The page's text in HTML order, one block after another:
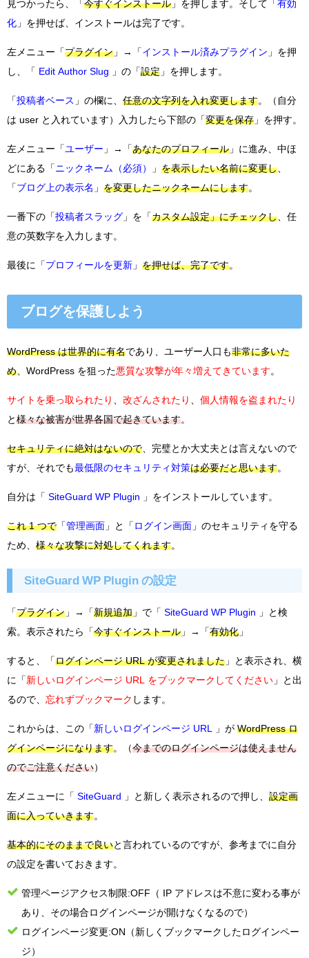
見つかったら、「 今すぐインストール 」を押します。そして「 有効
化 」を押せば、インストールは完了です。
左メニュー「プラグイン 」→「 インストール済みプラグイン 」を押
し、「 Edit Author Slug 」の「設定 」を押します。
「投稿者ベース 」の欄に、 任意の文字列を入れ変更します 。（自分
は user と入れています）入力したら下部の「変更を保存 」を押す。
左メニュー「 ユーザー 」→「あなたのプロフィール 」に進み、中ほ
どにある「 ニックネーム（必須） 」 を表示したい名前に変更し
「 ブログ上の表示名 」 を変更したニックネームにします
一番下の「投稿者スラッグ 」を「カスタム設定」にチェックし 、任
意の英数字を入力します。
最後に「 プロフィールを更新 」 を押せば、完了です
ブログを保護しよう
WordPress は世界的に有名であり、ユーザー人口も非常に多いた
め 、WordPress を狙った悪質な攻撃が年々増えてきています 。
サイトを乗っ取られたり 改ざんされたり
個人情報を盗まれたり
と 様々な被害が世界各国で起きています。
セキュリティに絶対はないので 、完璧とか大丈夫とは言えないので
すが、それでも最低限のセキュリティ対策は必要だと思います。
自分は「 SiteGuard WP Plugin 」をインストールしています。
これ 1 つで 「 管理画面 」と「 ログイン画面 」のセキュリティを守る
ため、 様々な攻撃に対処してくれます。
SiteGuard WP Plugin の設定
「プラグイン 」→「新規追加 」で「 SiteGuard WP Plugin 」と検
索。表示されたら「今すぐインストール 」→「有効化 」
すると、「ログインページ URL が変更されました 」と表示され、横
に「 新しいログインページ URL をブックマークしてください 」と出
るので、 忘れずブックマーク します。
これからは、この「 新しいログインページ URL 」が WordPress ロ
グインページになります 。（今までのログインページは使えません
のでご注意ください）
左メニューに「 SiteGuard 」と新しく表示されるので押し、 設定画
面に入っていきます
基本的にそのままで良いと言われているのですが、参考までに自分
の設定を書いておきます。
管理ページアクセス制限:OFF（ IP アドレスは不意に変わる事が
あり、その場合ログインページが開けなくなるので）
ログインページ変更:ON（新しくブックマークしたログインペー
ジ）